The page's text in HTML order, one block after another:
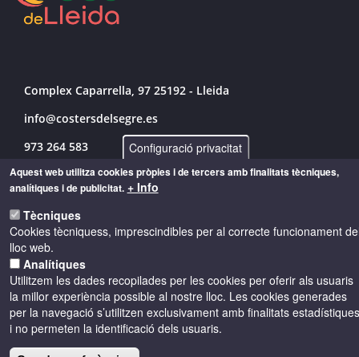
Complex Caparrella, 97 25192 - Lleida
info@costersdelsegre.es
973 264 583
© Copyright 2026 - Drets reservats
Accessibilitat
Política de privacitat
Configuració privacitat
Aquest web utilitza cookies pròpies i de tercers amb finalitats tècniques,
analítiques i de publicitat. + Info
Tècniques
Cookies tècniquess, imprescindibles per al correcte funcionament
lloc web.
Analítiques
Utilitzem les dades recopilades per les cookies per oferir als usuaris
la millor experiència possible al nostre lloc. Les cookies generades
per la navegació s’utilitzen exclusivament amb finalitats estadístiques
i no permeten la identificació dels usuaris.